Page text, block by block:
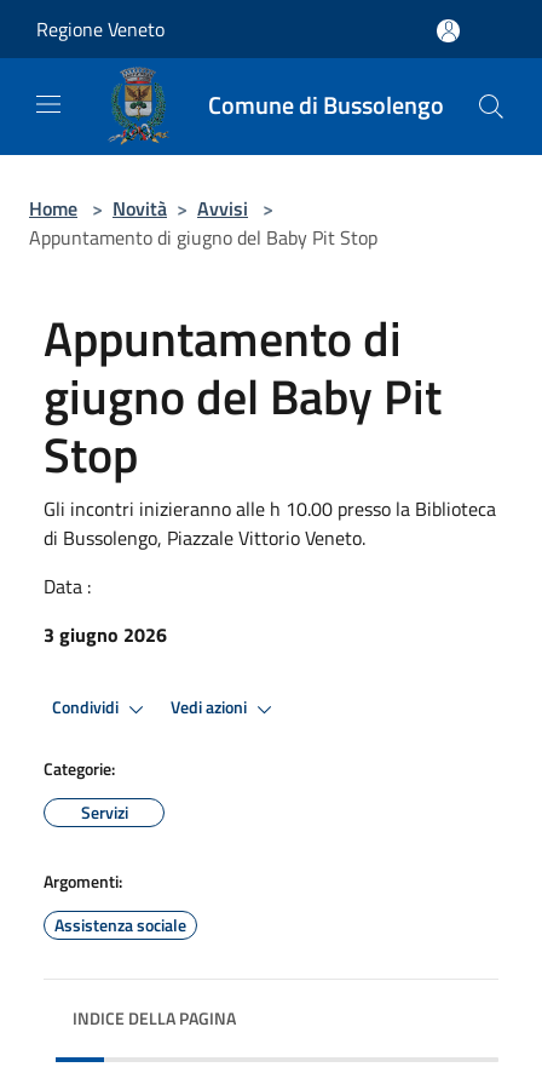
Regione Veneto
Comune di Bussolengo
Home > Novità > Avvisi >
Appuntamento di giugno del Baby Pit Stop
Appuntamento di
giugno del Baby Pit
Stop
Gli incontri inizieranno alle h 10.00 presso la Biblioteca
di Bussolengo, Piazzale Vittorio Veneto.
Data :
3 giugno 2026
Condividi Vedi azioni
Categorie:
Servizi
Argomenti:
Assistenza sociale
INDICE DELLA PAGINA